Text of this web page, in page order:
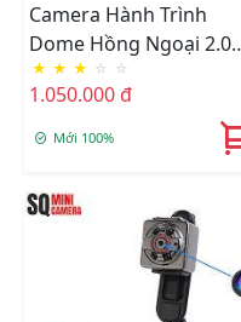
Camera Hành Trình
Dome Hồng Ngoại 2.0
Megapixel Chuyên Dụng
Lắp Cho Ô Tô KBVISION
KX-FM2002C-SL-A
★ ★ ★ ☆ ☆
1.050.000 đ
Mới 100%